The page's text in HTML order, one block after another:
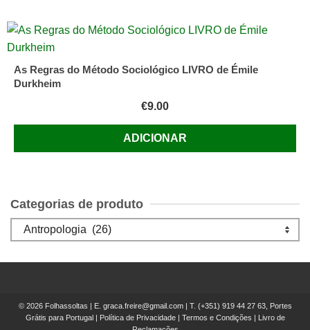
As Regras do Método Sociológico LIVRO de Émile
Durkheim
€9.00
ADICIONAR
Categorias de produto
© 2026 Folhassoltas | E. graca.freire@gmail.com| T. (+351) 919 44 27 63, Portes
Grátis para Portugal | Política de Privacidade| Termos e Condições | Livro de